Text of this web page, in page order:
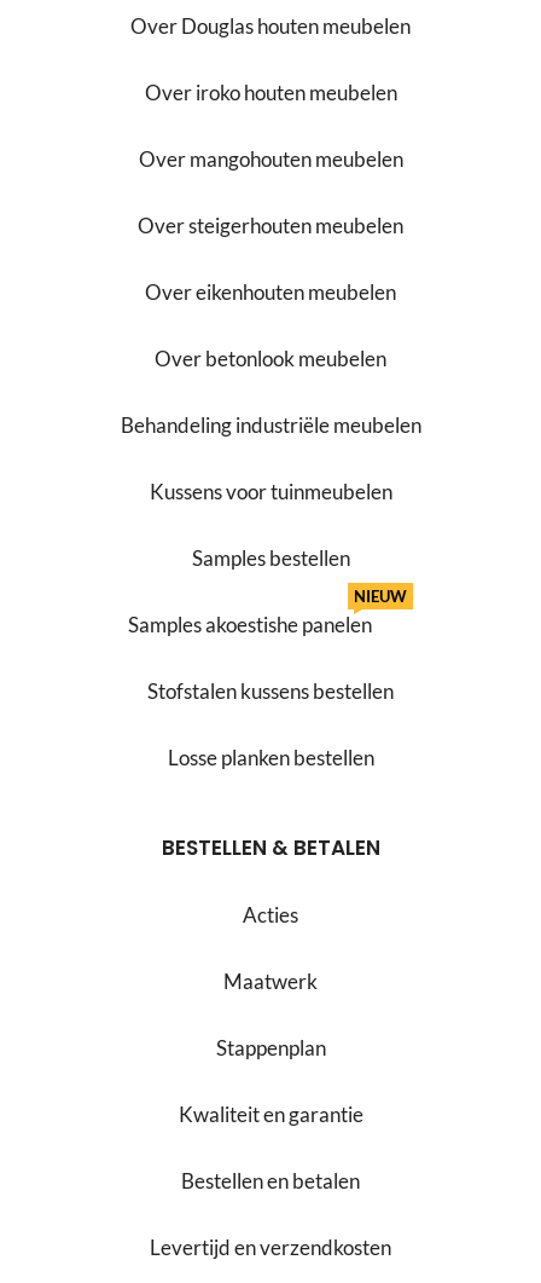
Over Douglas houten meubelen
Over iroko houten meubelen
Over mangohouten meubelen
Over steigerhouten meubelen
Over eikenhouten meubelen
Over betonlook meubelen
Behandeling industriële meubelen
Kussens voor tuinmeubelen
Samples bestellen
Samples akoestishe panelen
NIEUW
Stofstalen kussens bestellen
Losse planken bestellen
BESTELLEN & BETALEN
Acties
Maatwerk
Stappenplan
Kwaliteit en garantie
Bestellen en betalen
Levertijd en verzendkosten